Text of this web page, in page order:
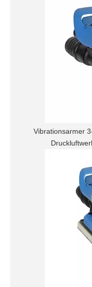
Vibrationsarmer